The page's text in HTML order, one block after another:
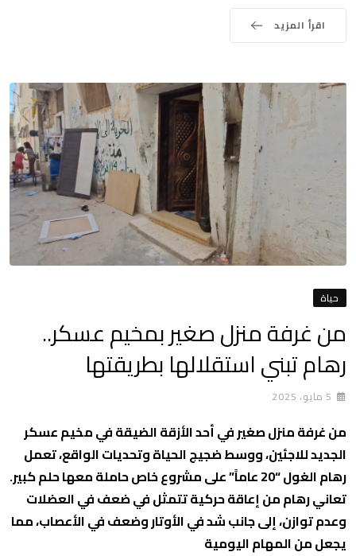
اقرأ المزيد
حياة
من غرفة منزل صغير بمخيم عسكر..
رهام تبني استقلالها بطريقتها
5 مايو، 2025
من غرفة منزل صغير في أحد الأزقة الضيقة في مخيم عسكر
الجديد للاجئين، ووسط ضجيج الحياة وتحديات الواقع، تعمل
رهام الغول “20 عاماً” على مشروع خاص حاملة معها حلم كبير.
تعاني رهام من إعاقة حركية تتمثل في ضعف في العضلات
وعدم توازن، إلى جانب شد في الأوتار وضعف في الأعصاب، مما
يجعل من المهام اليومية